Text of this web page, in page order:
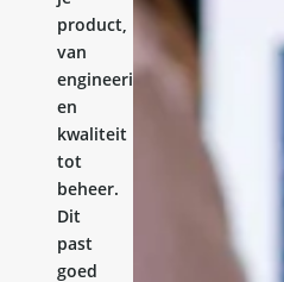
product,
van
engineering
en
kwaliteit
tot
beheer.
Dit
past
goed